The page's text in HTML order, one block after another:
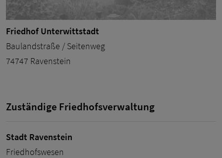
Friedhof Unterwittstadt
Baulandstraße / Seitenweg
74747 Ravenstein
Zuständige Friedhofsverwaltung
Stadt Ravenstein
Friedhofswesen